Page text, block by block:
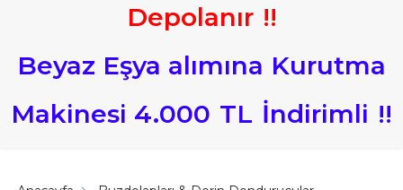
Depolanır !!
Beyaz Eşya alımına Kurutma
Makinesi 4.000 TL İndirimli !!